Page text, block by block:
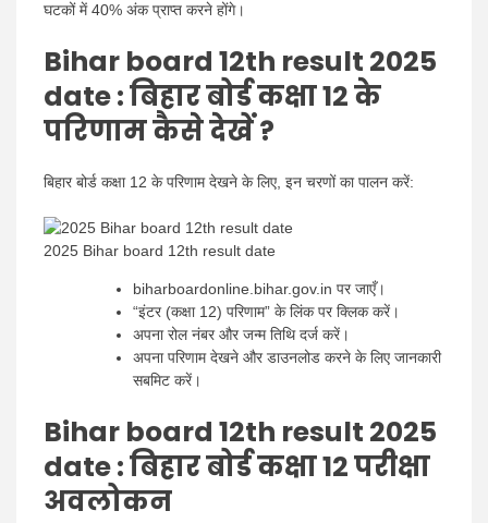
घटकों में 40% अंक प्राप्त करने होंगे।
Bihar board 12th result 2025
date : बिहार बोर्ड कक्षा 12 के
परिणाम कैसे देखें ?
बिहार बोर्ड कक्षा 12 के परिणाम देखने के लिए, इन चरणों का पालन करें:
2025 Bihar board 12th result date
biharboardonline.bihar.gov.in पर जाएँ।
“इंटर (कक्षा 12) परिणाम” के लिंक पर क्लिक करें।
अपना रोल नंबर और जन्म तिथि दर्ज करें।
अपना परिणाम देखने और डाउनलोड करने के लिए जानकारी
सबमिट करें।
Bihar board 12th result 2025
date : बिहार बोर्ड कक्षा 12 परीक्षा
अवलोकन